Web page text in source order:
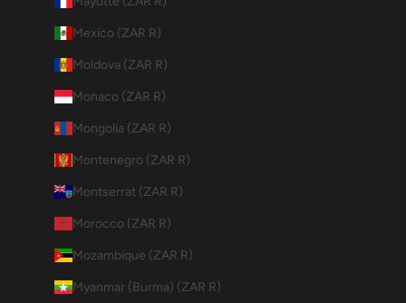
Mexico (ZAR R)
Moldova (ZAR R)
Monaco (ZAR R)
Mongolia (ZAR R)
Montenegro (ZAR R)
Montserrat (ZAR R)
Morocco (ZAR R)
Mozambique (ZAR R)
Myanmar (Burma) (ZAR R)